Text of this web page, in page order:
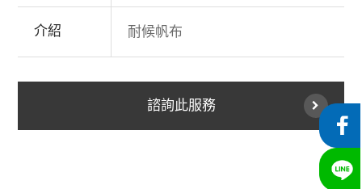
介紹 耐候帆布
諮詢此服務